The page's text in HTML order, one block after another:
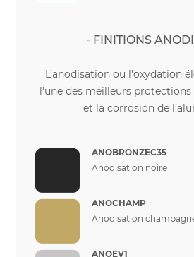
FINITIONS
L’anodisation ou l’oxydation
l’une des meilleurs
et la corrosion de
ANOBRONZEC35
Anodisation noire
ANOCHAMP
Anodisation
ANOEV1